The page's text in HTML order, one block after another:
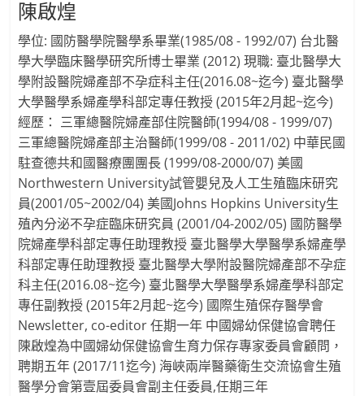
陳啟煌
學位: 國防醫學院醫學系畢業(1985/08 - 1992/07) 台北醫
學大學臨床醫學研究所博士畢業 (2012) 現職: 臺北醫學大
學附設醫院婦產部不孕症科主任(2016.08~迄今) 臺北醫學
大學醫學系婦產學科部定專任教授 (2015年2月起~迄今)
經歷： 三軍總醫院婦產部住院醫師(1994/08 - 1999/07)
三軍總醫院婦產部主治醫師(1999/08 - 2011/02) 中華民國
駐查德共和國醫療團團長 (1999/08-2000/07) 美國
Northwestern University試管嬰兒及人工生殖臨床研究
員(2001/05~2002/04) 美國Johns Hopkins University生
殖內分泌不孕症臨床研究員 (2001/04-2002/05) 國防醫學
院婦產學科部定專任助理教授 臺北醫學大學醫學系婦產學
科部定專任助理教授 臺北醫學大學附設醫院婦產部不孕症
科主任(2016.08~迄今) 臺北醫學大學醫學系婦產學科部定
專任副教授 (2015年2月起~迄今) 國際生殖保存醫學會
Newsletter, co-editor 任期一年 中國婦幼保健協會聘任
陳啟煌為中國婦幼保健協會生育力保存專家委員會顧問，
聘期五年 (2017/11迄今) 海峽兩岸醫藥衛生交流協會生殖
醫學分會第壹屆委員會副主任委員,任期三年